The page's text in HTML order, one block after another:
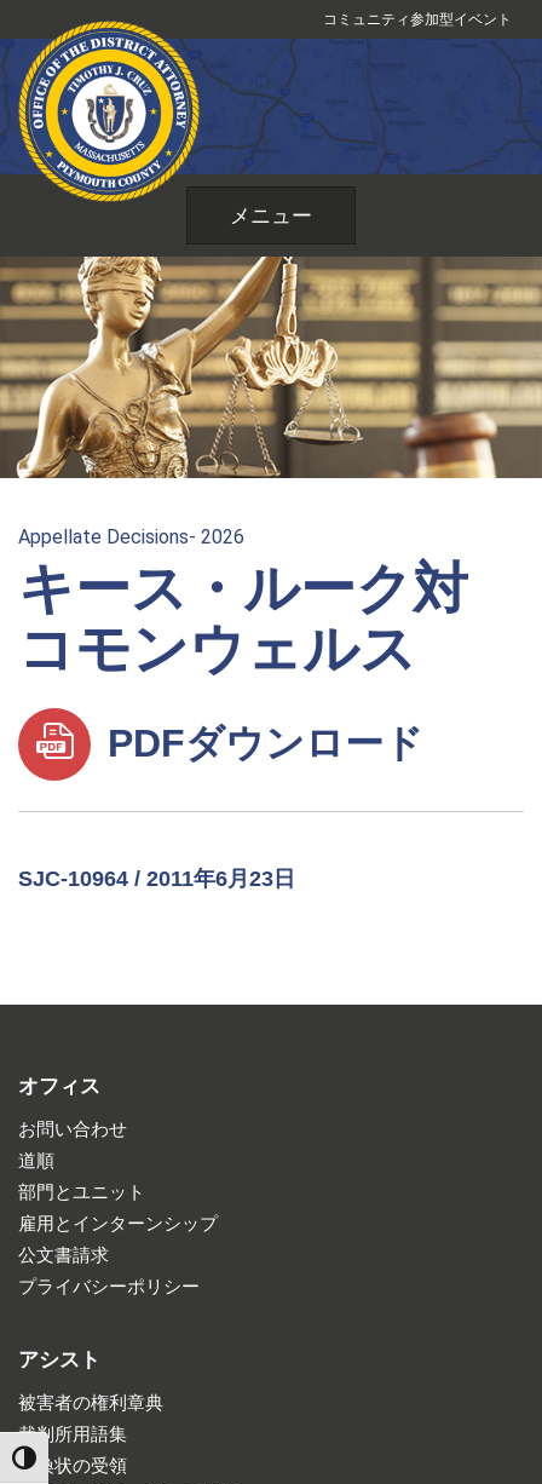
TOGGLE HIGH CONTRAST
ン
テ
ツ
プ
コミュニティ参加型イベント
メニュー
Appellate Decisions- 2026
キース・ルーク対
コモンウェルス
PDFダウンロード
SJC-10964 / 2011年6月23日
オフィス
お問い合わせ
道順
部門とユニット
雇用とインターンシップ
公文書請求
プライバシーポリシー
アシスト
被害者の権利章典
裁判所用語集
召喚状の受領